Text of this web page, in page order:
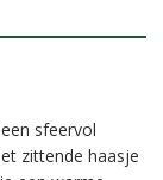
sfeervol
zittende haasje